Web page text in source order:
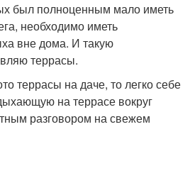
был полноценным мало иметь
необходимо иметь
вне дома. И такую
террасы.
террасы на даче, то легко себе
на террасе вокруг
разговором на свежем